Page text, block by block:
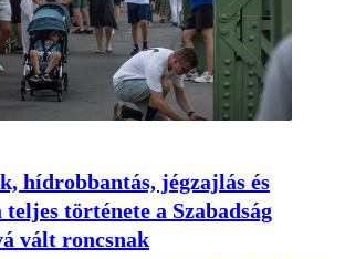
hídrobbantás, jégzajlás és
története a Szabadság
vált roncsnak